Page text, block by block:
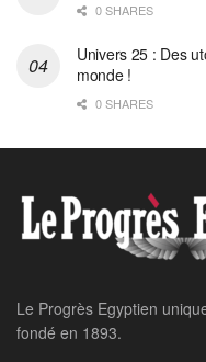
0 SHARES
Univers 25 : Des
monde !
0 SHARES
Le Progrès Egyptien
fondé en 1893.